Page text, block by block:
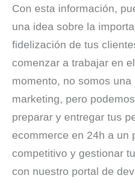
Con esta información,
una idea sobre la
fidelización de tus
comenzar a trabajar en
momento, no somos una
marketing, pero
preparar y entregar tus
ecommerce en 24h a un
competitivo y gestionar
con nuestro portal de